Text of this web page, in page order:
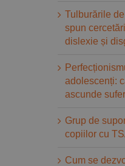
Tulburările
spun
dislexie și
adolescenți:
ascunde
Grup de
copiilor cu
Cum se